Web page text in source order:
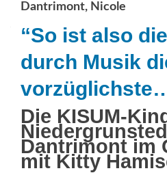
Dantrimont, Nicole
“So ist also
durch Musik
Die KISUM-
Dantrimont im
mit Kitty